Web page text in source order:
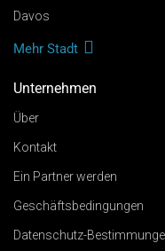
Davos
Mehr Stadt
Unternehmen
Über
Kontakt
Ein Partner werden
Geschäftsbedingungen
Datenschutz-